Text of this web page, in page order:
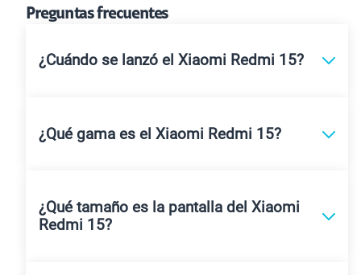
Preguntas frecuentes
¿Cuándo se lanzó el Xiaomi Redmi 15?
¿Qué gama es el Xiaomi Redmi 15?
¿Qué tamaño es la pantalla del Xiaomi
Redmi 15?